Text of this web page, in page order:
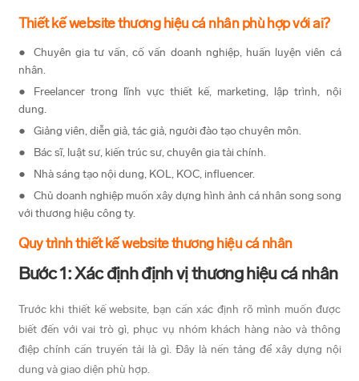
Thiết kế website thương hiệu cá nhân phù hợp với ai?
Chuyên gia tư vấn, cố vấn doanh nghiệp, huấn luyện viên cá
nhân.
Freelancer trong lĩnh vực thiết kế, marketing, lập trình, nội
dung.
Giảng viên, diễn giả, tác giả, người đào tạo chuyên môn.
Bác sĩ, luật sư, kiến trúc sư, chuyên gia tài chính.
Nhà sáng tạo nội dung, KOL, KOC, influencer.
Chủ doanh nghiệp muốn xây dựng hình ảnh cá nhân song song
với thương hiệu công ty.
Quy trình thiết kế website thương hiệu cá nhân
Bước 1: Xác định định vị thương hiệu cá nhân
Trước khi thiết kế website, bạn cần xác định rõ mình muốn được
biết đến với vai trò gì, phục vụ nhóm khách hàng nào và thông
điệp chính cần truyền tải là gì. Đây là nền tảng để xây dựng nội
dung và giao diện phù hợp.